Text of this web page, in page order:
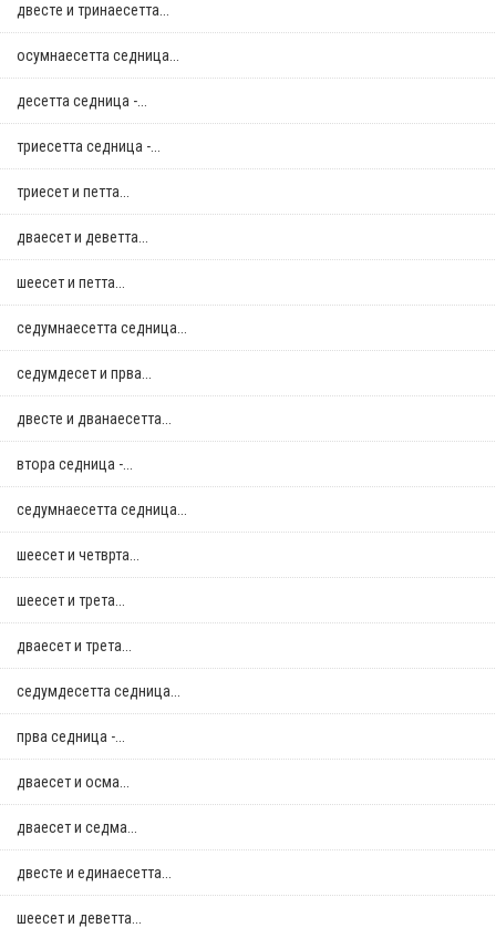
двестe и тринаесетта...
осумнaесетта седница...
десетта седница -...
триесетта седница -...
триесет и петта...
дваесет и деветта...
шеесет и петта...
седумнаесетта седница...
седумдесет и прва...
двестe и дванаесетта...
втора седница -...
седумнаесетта седница...
шеесет и четврта...
шеесет и трета...
дваесет и трета...
седумдесетта седница...
прва седница -...
дваесет и осма...
дваесет и седма...
двестe и единаесетта...
шеесет и деветта...